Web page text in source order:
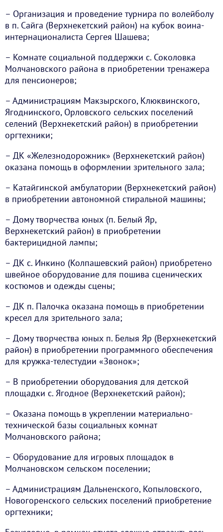
– Организация и проведение турнира по волейболу
в п. Сайга (Верхнекетский район) на кубок воина-
интернационалиста Сергея Шашева;
– Комнате социальной поддержки с. Соколовка
Молчановского района в приобретении тренажера
для пенсионеров;
– Администрациям Макзырского, Клюквинского,
Ягоднинского, Орловского сельских поселений
селений (Верхнекетский район) в приобретении
оргтехники;
– ДК «Железнодорожник» (Верхнекетский район)
оказана помощь в оформлении зрительного зала;
– Катайгинской амбулатории (Верхнекетский район)
в приобретении автономной стиральной машины;
– Дому творчества юных (п. Белый Яр,
Верхнекетский район) в приобретении
бактерицидной лампы;
– ДК с. Инкино (Колпашевский район) приобретено
швейное оборудование для пошива сценических
костюмов и одежды сцены;
– ДК п. Палочка оказана помощь в приобретении
кресел для зрительного зала;
– Дому творчества юных п. Белыя Яр (Верхнекетский
район) в приобретении программного обеспечения
для кружка-телестудии «Звонок»;
– В приобретении оборудования для детской
площадки с. Ягодное (Верхнекетский район);
– Оказана помощь в укреплении материально-
технической базы социальных комнат
Молчановского района;
– Оборудование для игровых площадок в
Молчановском сельском поселении;
– Администрациям Дальненского, Копыловского,
Новогоренского сельских поселений приобретение
оргтехники;